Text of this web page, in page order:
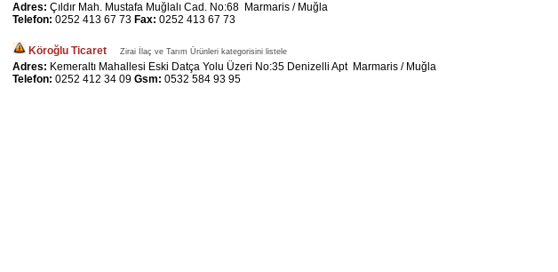
Adres: Çıldır Mah. Mustafa Muğlalı Cad. No:68 Marmaris / Muğla
Telefon: 0252 413 67 73 Fax: 0252 413 67 73
Köroğlu Ticaret Zirai İlaç ve Tarım Ürünleri kategorisini listele
Adres: Kemeraltı Mahallesi Eski Datça Yolu Üzeri No:35 Denizelli Apt Marmaris / Muğla
Telefon: 0252 412 34 09 Gsm: 0532 584 93 95